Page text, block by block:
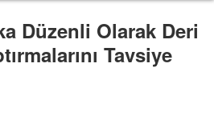
Düzenli Olarak Deri
Tavsiye